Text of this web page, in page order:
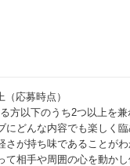
応募時点）
方以下のうち2つ以上を
どんな内容でも楽しく
が持ち味であることが
相手や周囲の心を動か